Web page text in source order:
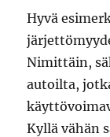
Hyvä
Nimittäin,
autoilta,
Kyllä vähän